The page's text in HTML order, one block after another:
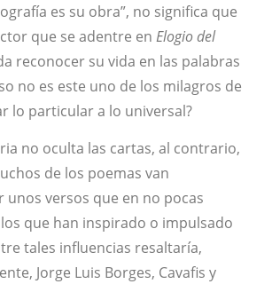
es su obra”, no significa que
que se adentre en Elogio del
reconocer su vida en las palabras
no es este uno de los milagros de
lo particular a lo universal?
no oculta las cartas, al contrario,
de los poemas van
unos versos que en no pocas
que han inspirado o impulsado
tales influencias resaltaría,
Jorge Luis Borges, Cavafis y